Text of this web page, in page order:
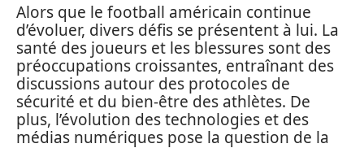
Alors que le football américain continue
d’évoluer, divers défis se présentent à lui. La
santé des joueurs et les blessures sont des
préoccupations croissantes, entraînant des
discussions autour des protocoles de
sécurité et du bien-être des athlètes. De
plus, l’évolution des technologies et des
médias numériques pose la question de la